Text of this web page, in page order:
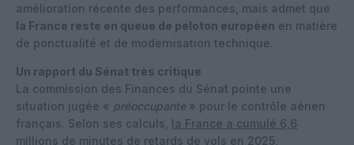
amélioration récente des performances, mais admet que
la France reste en queue de peloton européen en matière
de ponctualité et de modernisation technique.
Un rapport du Sénat très critique
La commission des Finances du Sénat pointe une
situation jugée « préoccupante » pour le contrôle aérien
français. Selon ses calculs, la France a cumulé 6,6
millions de minutes de retards de vols en 2025